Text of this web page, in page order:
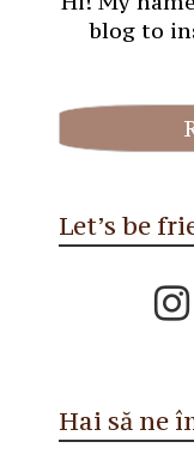
blog to
Let’s be
Hai să ne